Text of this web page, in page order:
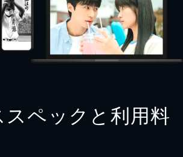
ペックと利用料